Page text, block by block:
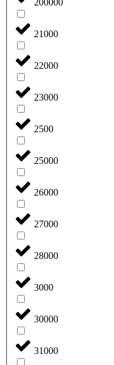
21000
22000
23000
2500
25000
26000
27000
28000
3000
30000
31000